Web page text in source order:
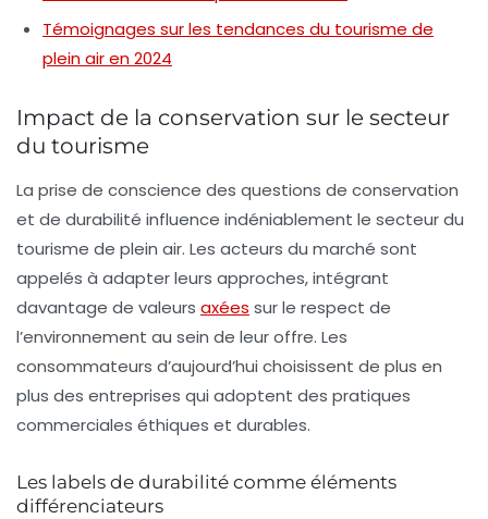
Témoignages sur les tendances du tourisme de
plein air en 2024
Impact de la conservation sur le secteur
du tourisme
La prise de conscience des questions de conservation
et de durabilité influence indéniablement le secteur du
tourisme de plein air. Les acteurs du marché sont
appelés à adapter leurs approches, intégrant
davantage de valeurs axées sur le respect de
l’environnement au sein de leur offre. Les
consommateurs d’aujourd’hui choisissent de plus en
plus des entreprises qui adoptent des pratiques
commerciales éthiques et durables.
Les labels de durabilité comme éléments
différenciateurs